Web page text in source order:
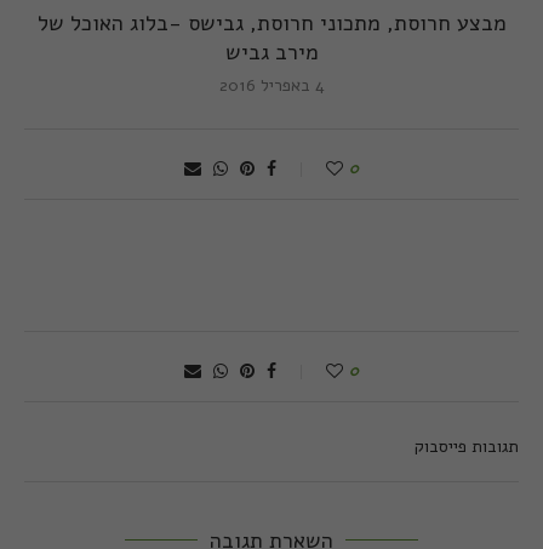
מבצע חרוסת, מתכוני חרוסת, גבישס -בלוג האוכל של
מירב גביש
4 באפריל 2016
0
0
תגובות פייסבוק
השארת תגובה